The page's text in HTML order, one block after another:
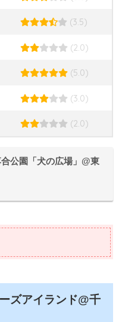
(3.5)
(2.0)
(5.0)
(3.0)
(2.0)
合公園「犬の広場」@東
ズアイランド@千